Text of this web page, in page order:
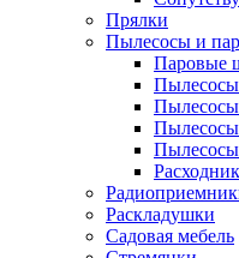
Прялки
Пылесосы и
Паровые
Пылесосы
Раскладушки
Садовая мебель